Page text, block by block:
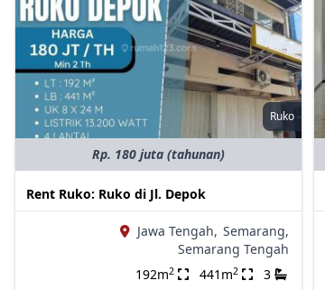
Ruko
Rp. 180 juta (tahunan)
Rent Ruko: Ruko di Jl. Depok
Jawa Tengah, Semarang,
Semarang Tengah
192m2 441m2 3